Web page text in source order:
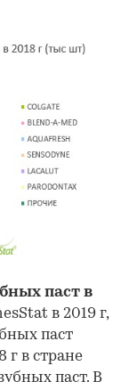
паст в
в 2019 г,
паст
г в стране
паст. В